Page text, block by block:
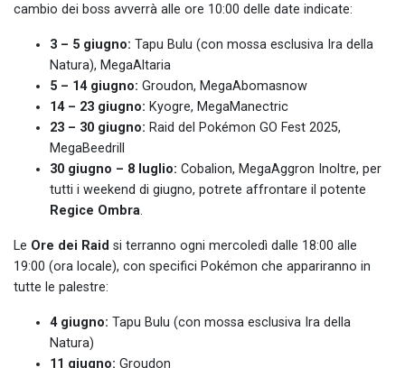
cambio dei boss avverrà alle ore 10:00 delle date indicate:
3 – 5 giugno: Tapu Bulu (con mossa esclusiva Ira della
Natura), MegaAltaria
5 – 14 giugno: Groudon, MegaAbomasnow
14 – 23 giugno: Kyogre, MegaManectric
23 – 30 giugno: Raid del Pokémon GO Fest 2025,
MegaBeedrill
30 giugno – 8 luglio: Cobalion, MegaAggron Inoltre, per
tutti i weekend di giugno, potrete affrontare il potente
Regice Ombra.
Le Ore dei Raid si terranno ogni mercoledì dalle 18:00 alle
19:00 (ora locale), con specifici Pokémon che appariranno in
tutte le palestre:
4 giugno: Tapu Bulu (con mossa esclusiva Ira della
Natura)
11 giugno: Groudon